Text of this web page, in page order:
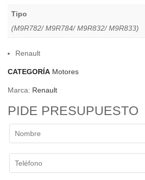
Tipo
(M9R782/ M9R784/ M9R832/ M9R833)
Renault
CATEGORÍA Motores
Marca: Renault
PIDE PRESUPUESTO